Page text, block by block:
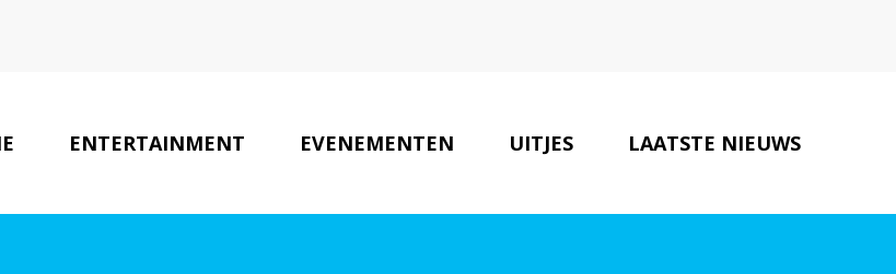
ENTERTAINMENT EVENEMENTEN UITJES LAATSTE NIEUWS